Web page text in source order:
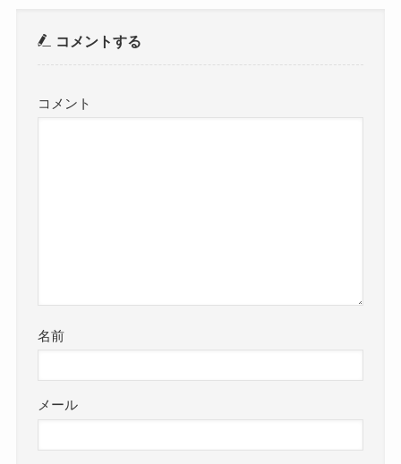
コメントする
コメント
名前
メール